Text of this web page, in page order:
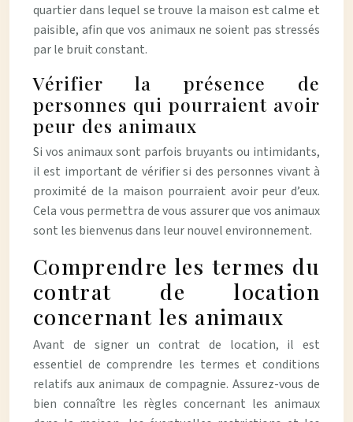
quartier dans lequel se trouve la maison est calme et
paisible, afin que vos animaux ne soient pas stressés
par le bruit constant.
Vérifier la présence de
personnes qui pourraient avoir
peur des animaux
Si vos animaux sont parfois bruyants ou intimidants,
il est important de vérifier si des personnes vivant à
proximité de la maison pourraient avoir peur d’eux.
Cela vous permettra de vous assurer que vos animaux
sont les bienvenus dans leur nouvel environnement.
Comprendre les termes du
contrat de location
concernant les animaux
Avant de signer un contrat de location, il est
essentiel de comprendre les termes et conditions
relatifs aux animaux de compagnie. Assurez-vous de
bien connaître les règles concernant les animaux